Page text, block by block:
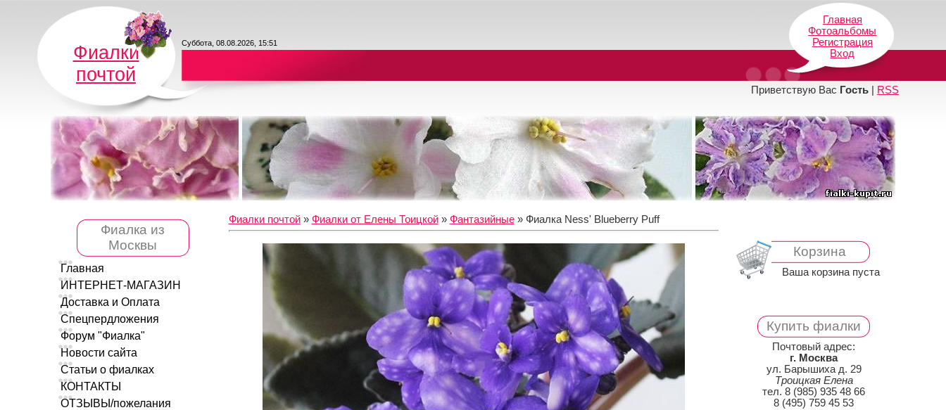
Фиалки
почтой
Суббота, 08.08.2026, 15:51
Главная
Фотоальбомы
Регистрация
Вход
Приветствую Вас Гость| RSS
Фиалка из
Москвы
Главная
ИНТЕРНЕТ-МАГАЗИН
Доставка и Оплата
Спецпердложения
Форум "Фиалка"
Новости сайта
Статьи о фиалках
КОНТАКТЫ
ОТЗЫВЫ/пожелания
Фиалки почтой» Фиалки от Елены Тоицкой» Фантазийные» Фиалка Ness' Blueberry Puff
Корзина
Ваша корзина пуста
Купить фиалки
Почтовый адрес:
г. Москва
ул. Барышиха д. 29
Троицкая Елена
тел. 8 (985) 935 48 66
8 (495) 759 45 53